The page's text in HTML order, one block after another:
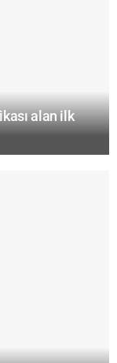
alan ilk